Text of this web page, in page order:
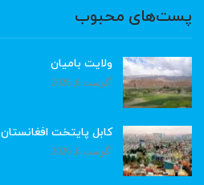
پست‌های محبوب
ولایت بامیان
آگوست 6, 2026
کابل پایتخت افغانستان
آگوست 6, 2026